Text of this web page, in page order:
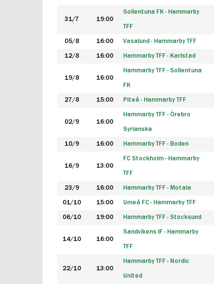
31/7 19:00
Sollentuna FK - Hammarby
TFF
05/8 16:00 Vasalund - Hammarby TFF
12/8 16:00 Hammarby TFF - Karlstad
19/8 16:00
Hammarby TFF - Sollentuna
FK
27/8 15:00 Piteå - Hammarby TFF
02/9 16:00
Hammarby TFF - Örebro
Syrianska
10/9 16:00 Hammarby TFF - Boden
16/9 13:00
FC Stockholm - Hammarby
TFF
23/9 16:00 Hammarby TFF - Motala
01/10 15:00 Umeå FC - Hammarby TFF
06/10 19:00 Hammarby TFF - Stocksund
14/10 16:00
Sandvikens IF - Hammarby
TFF
22/10 13:00
Hammarby TFF - Nordic
United